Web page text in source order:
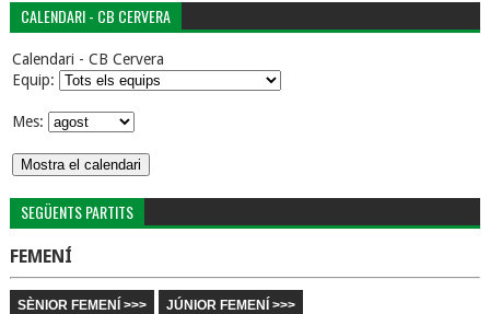
CALENDARI - CB CERVERA
Calendari - CB Cervera
Equip:
Mes:
SEGÜENTS PARTITS
FEMENÍ
SÈNIOR FEMENÍ >>> JÚNIOR FEMENÍ >>>